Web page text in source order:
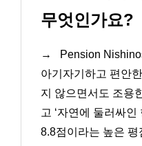
무엇인가요?
→
Pension
아기자기하고 편안
지 않으면서도 조용
고 ‘자연에 둘러싸
8.8점이라는 높은 평